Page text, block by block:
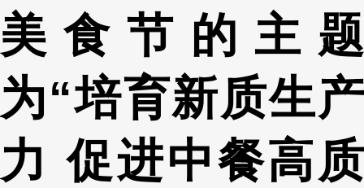
美食节的主题
为“培育新质生产
力 促进中餐高质